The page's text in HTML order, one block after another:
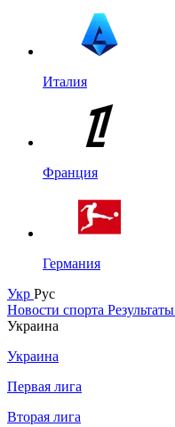
Италия
Франция
Германия
Укр Рус
Новости спорта Результаты
Украина
Украина
Первая лига
Вторая лига